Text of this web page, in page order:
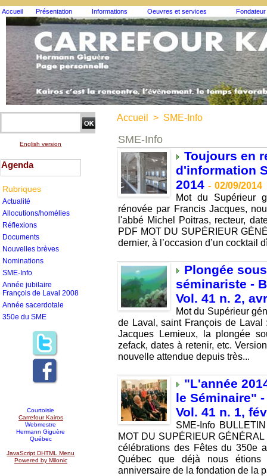
Accueil Présentation Informations Oeuvres et services Fondateur
English version
Agenda
Rubriques
Actualité
Allocutions/homélies
Réflexions
Documents
Nouvelles brèves
Nominations
SME-Info
Année jubilaire
François de Laval 2008
Année sacerdotale
350e du SME
Courtoisie
Carrefour Kairos
Webmestre
Hermann Giguère
Québec
JavaScript DHTML Menu
Powered by Milonic
Accueil > SME-Info
SME-Info
Toujours en
d'information
2014 - 02/09/2014
Mot du Supérieur
rénovée par Francis Jacques,
l'abbé Michel Poitras, recteur,
PDF MOT DU SUPÉRIEUR
dernier, à l’occasion d’un cocktail
Plongée
séminariste -
Vol. 41 n. 2,
Mot du Supérieur
de Laval, saint François de
Jacques Lemieux, la plongée
zefack, dates à retenir, etc.
nouvelle attendue depuis très...
"L'année
le Séminaire"
Vol. 41 n. 1,
SME-Info
MOT DU SUPÉRIEUR
célébrations des Fêtes du 350e
Québec que déjà nous
anniversaire de la fondation de la